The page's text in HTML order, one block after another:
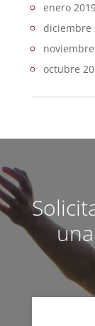
enero
diciembre
octubre